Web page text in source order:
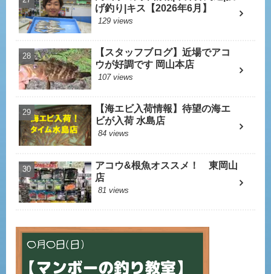
げ釣り|キス【2026年6月】
129 views
【スタッフブログ】近場でアコ
ウが好調です 岡山本店
107 views
【海エビ入荷情報】待望の海エ
ビが入荷 水島店
84 views
アコウ&根魚オススメ！ 東岡山
店
81 views